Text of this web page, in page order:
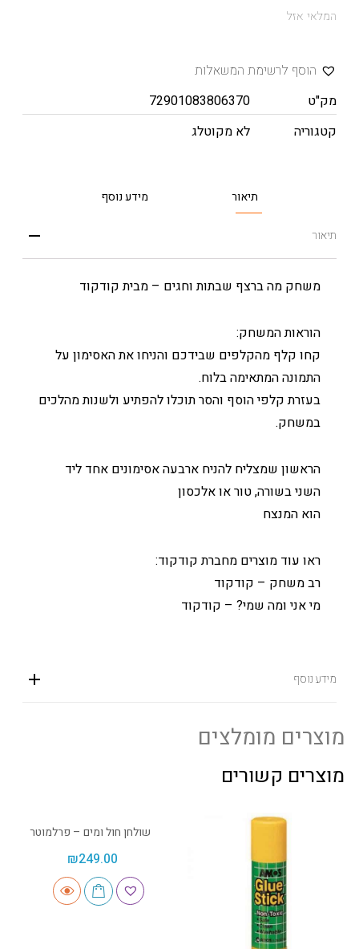
המלאי אזל
הוסף לרשימת המשאלות
מק"ט
72901083806370
קטגוריה
לא מקוטלג
תיאור מידע נוסף
תיאור
משחק מה ברצף שבתות וחגים – מבית קודקוד
הוראות המשחק:
קחו קלף מהקלפים שבידכם והניחו את האסימון על
התמונה המתאימה בלוח.
בעזרת קלפי הוסף והסר תוכלו להפתיע ולשנות מהלכים
במשחק.
הראשון שמצליח להניח ארבעה אסימונים אחד ליד
השני בשורה, טור או אלכסון
הוא המנצח
ראו עוד מוצרים מחברת קודקוד:
רב משחק – קודקוד
מי אני ומה שמי? – קודקוד
מידע נוסף
מוצרים מומלצים
מוצרים קשורים
שולחן חול ומים – פרלמוטר
₪249.00